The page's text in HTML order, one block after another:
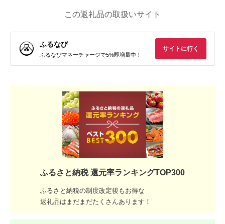
この返礼品の取扱いサイト
ふるなび
ふるなびマネーチャージで5%即増量中！
サイトに行く
ふるさと納税 還元率ランキングTOP300
ふるさと納税の制度改定後もお得な
返礼品はまだまだたくさんあります！